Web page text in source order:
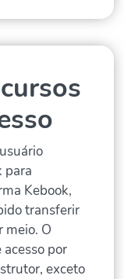
para
Kebook,
transferir
meio. O
por
exceto